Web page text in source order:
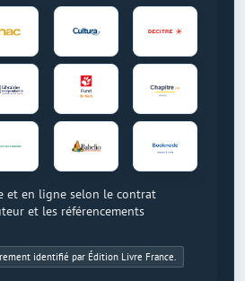
et en ligne selon le contrat
et les référencements
identifié par Édition Livre France.